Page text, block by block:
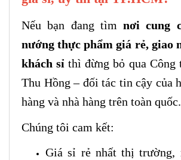
Nếu bạn đang tìm nơi cung
nướng thực phẩm giá rẻ, giao
khách sỉthì đừng bỏ qua
Thu Hồng – đối tác tin cậy của
hàng và nhà hàng trên toàn quốc.
Chúng tôi cam kết:
Giá sỉ rẻ nhất thị trường,